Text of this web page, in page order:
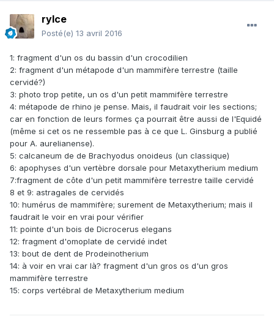
rylce
Posté(e) 13 avril 2016
1: fragment d'un os du bassin d'un crocodilien
2: fragment d'un métapode d'un mammifère terrestre (taille
cervidé?)
3: photo trop petite, un os d'un petit mammifère terrestre
4: métapode de rhino je pense. Mais, il faudrait voir les sections;
car en fonction de leurs formes ça pourrait être aussi de l'Equidé
(même si cet os ne ressemble pas à ce que L. Ginsburg a publié
pour A. aurelianense).
5: calcaneum de de Brachyodus onoideus (un classique)
6: apophyses d'un vertèbre dorsale pour Metaxytherium medium
7:fragment de côte d'un petit mammifère terrestre taille cervidé
8 et 9: astragales de cervidés
10: humérus de mammifère; surement de Metaxytherium; mais il
faudrait le voir en vrai pour vérifier
11: pointe d'un bois de Dicrocerus elegans
12: fragment d'omoplate de cervidé indet
13: bout de dent de Prodeinotherium
14: à voir en vrai car là? fragment d'un gros os d'un gros
mammifère terrestre
15: corps vertébral de Metaxytherium medium